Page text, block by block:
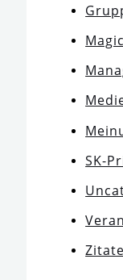
SK-
Zitate